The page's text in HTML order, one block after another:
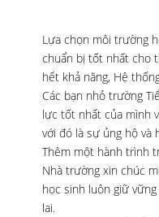
Lựa chọn môi trường
chuẩn bị tốt nhất cho
hết khả năng, Hệ
Các bạn nhỏ trường
lực tốt nhất của mình
với đó là sự ủng hộ và
Thêm một hành trình
Nhà trường xin chúc
học sinh luôn giữ
lai.